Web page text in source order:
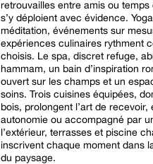
retrouvailles entre amis ou temps
s’y déploient avec évidence.
méditation, événements sur
expériences culinaires rythment
choisis. Le spa, discret refuge,
hammam, un bain d’inspiration
ouvert sur les champs et un
soins. Trois cuisines équipées,
bois, prolongent l’art de recevoir,
autonomie ou accompagné par
l’extérieur, terrasses et piscine
inscrivent chaque moment dans
du paysage.